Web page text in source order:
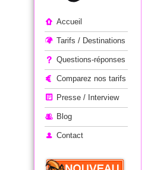
Accueil
Tarifs / Destinations
Questions-réponses
Comparez nos tarifs
Presse / Interview
Blog
Contact